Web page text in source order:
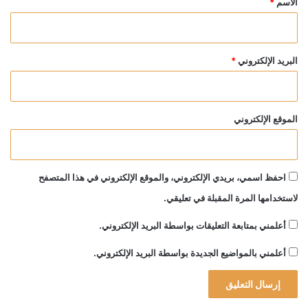
البريد الإلكتروني *
الموقع الإلكتروني
احفظ اسمي، بريدي الإلكتروني، والموقع الإلكتروني في هذا المتصفح
لاستخدامها المرة المقبلة في تعليقي.
أعلمني بمتابعة التعليقات بواسطة البريد الإلكتروني.
أعلمني بالمواضيع الجديدة بواسطة البريد الإلكتروني.